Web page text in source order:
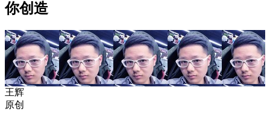
你创造
王辉
原创